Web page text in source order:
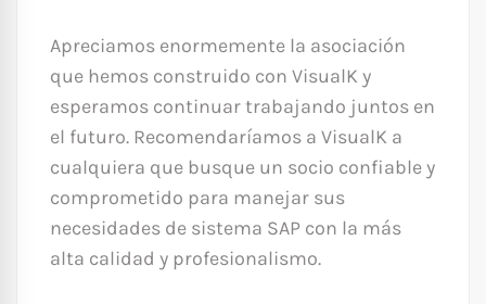
Apreciamos enormemente la asociación
que hemos construido con VisualK y
esperamos continuar trabajando juntos en
el futuro. Recomendaríamos a VisualK a
cualquiera que busque un socio confiable y
comprometido para manejar sus
necesidades de sistema SAP con la más
alta calidad y profesionalismo.